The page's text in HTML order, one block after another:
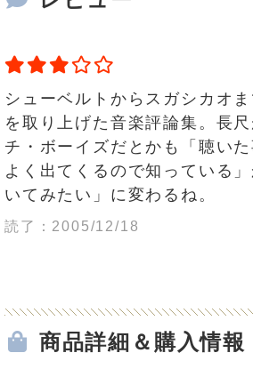
シューベルトからスガシカオ
を取り上げた音楽評論集。長
チ・ボーイズだとかも「聴い
よく出てくるので知っている
いてみたい」に変わるね。
読了：2005/12/18
商品詳細＆購入情報